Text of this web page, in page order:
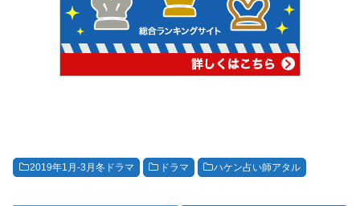
2019年1月-3月冬ドラマ ドラマ ハケン占い師アタル